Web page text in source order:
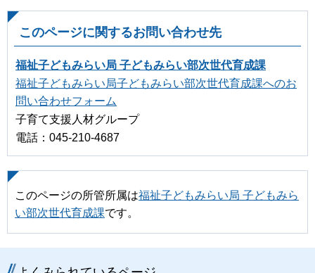
このページに関するお問い合わせ先
福祉子どもみらい局 子どもみらい部次世代育成課
福祉子どもみらい局子どもみらい部次世代育成課へのお
問い合わせフォーム
子育て支援人材グループ
電話：045-210-4687
このページの所管所属は福祉子どもみらい局 子どもみら
い部次世代育成課です。